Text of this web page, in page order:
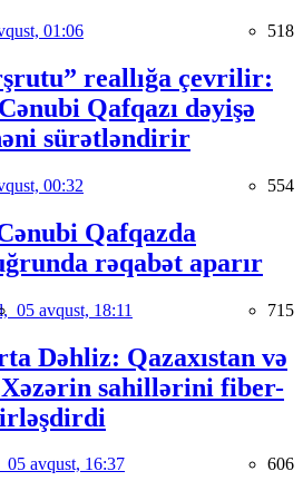
01:06 518
reallığa çevrilir:
Qafqazı dəyişə
sürətləndirir
00:32 554
Qafqazda
rəqabət aparır
05 avqust, 18:11 715
Dəhliz: Qazaxıstan və
sahillərini fiber-
05 avqust, 16:37 606